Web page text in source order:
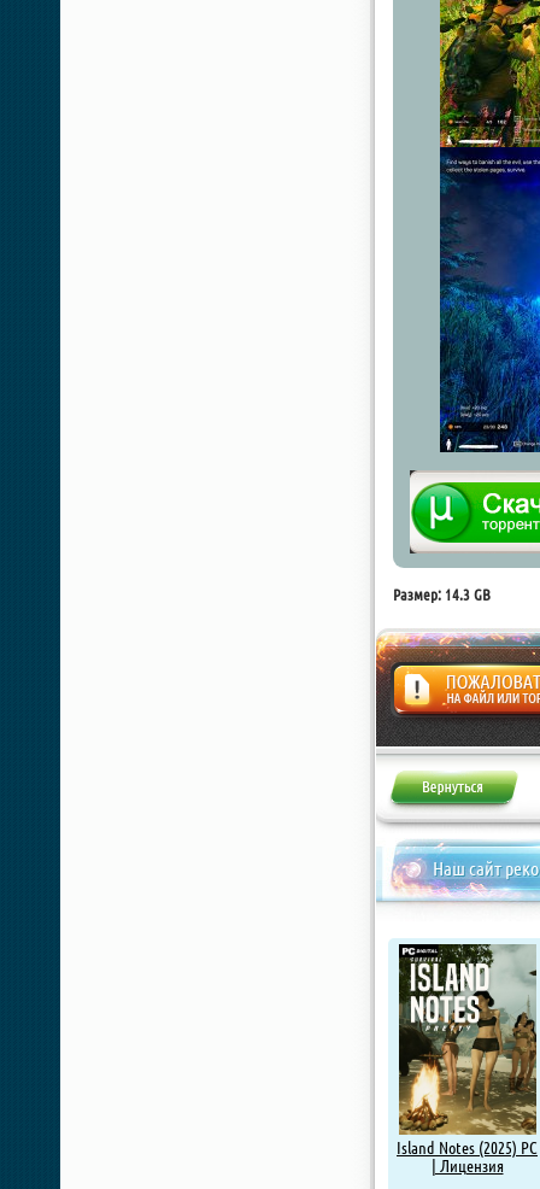
Размер: 14.3 GB
Жалоба
Наш сайт
Island Notes (2025) PC
| Лицензия